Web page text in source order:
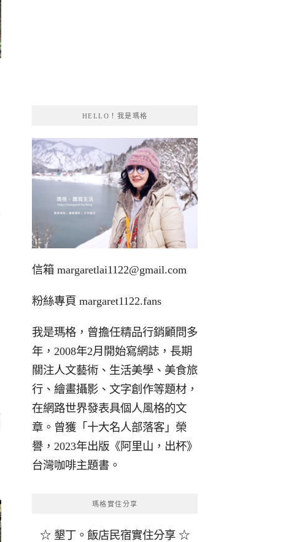
HELLO！我是瑪格
信箱 margaretlai1122@gmail.com
粉絲專頁 margaret1122.fans
我是瑪格，曾擔任精品行銷顧問多
年，2008年2月開始寫網誌，長期
關注人文藝術、生活美學、美食旅
行、繪畫攝影、文字創作等題材，
在網路世界發表具個人風格的文
章。曾獲「十大名人部落客」榮
譽，2023年出版《阿里山，出杯》
台灣咖啡主題書。
瑪格實住分享
☆ 墾丁。飯店民宿實住分享 ☆